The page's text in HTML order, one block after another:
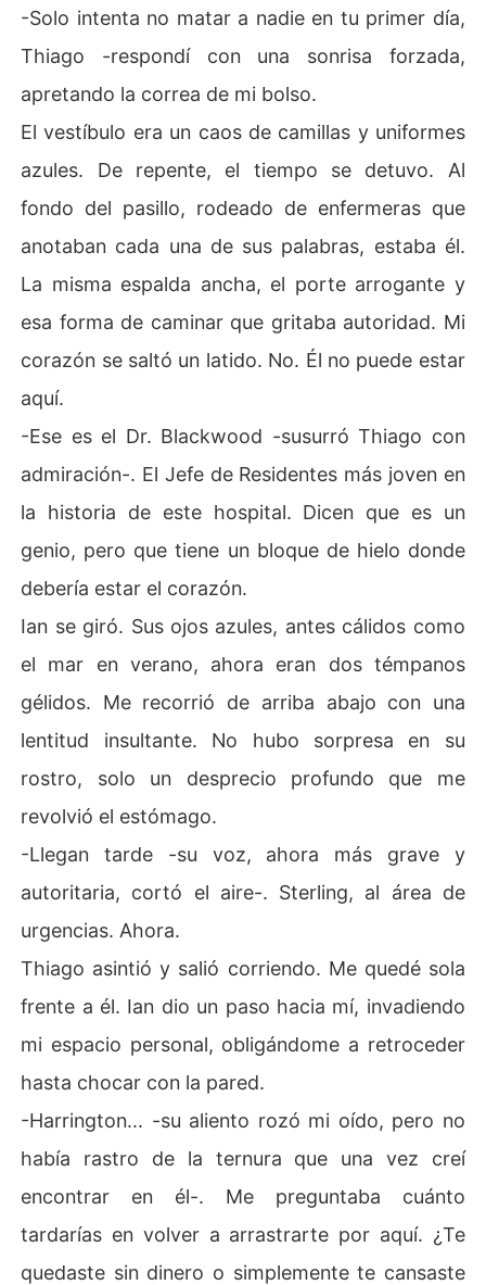
-Solo intenta no matar a nadie en tu primer día,
Thiago -respondí con una sonrisa forzada,
apretando la correa de mi bolso.
El vestíbulo era un caos de camillas y uniformes
azules. De repente, el tiempo se detuvo. Al
fondo del pasillo, rodeado de enfermeras que
anotaban cada una de sus palabras, estaba él.
La misma espalda ancha, el porte arrogante y
esa forma de caminar que gritaba autoridad. Mi
corazón se saltó un latido. No. Él no puede estar
aquí.
-Ese es el Dr. Blackwood -susurró Thiago con
admiración-. El Jefe de Residentes más joven en
la historia de este hospital. Dicen que es un
genio, pero que tiene un bloque de hielo donde
debería estar el corazón.
Ian se giró. Sus ojos azules, antes cálidos como
el mar en verano, ahora eran dos témpanos
gélidos. Me recorrió de arriba abajo con una
lentitud insultante. No hubo sorpresa en su
rostro, solo un desprecio profundo que me
revolvió el estómago.
-Llegan tarde -su voz, ahora más grave y
autoritaria, cortó el aire-. Sterling, al área de
urgencias. Ahora.
Thiago asintió y salió corriendo. Me quedé sola
frente a él. Ian dio un paso hacia mí, invadiendo
mi espacio personal, obligándome a retroceder
hasta chocar con la pared.
-Harrington... -su aliento rozó mi oído, pero no
había rastro de la ternura que una vez creí
encontrar en él-. Me preguntaba cuánto
tardarías en volver a arrastrarte por aquí. ¿Te
quedaste sin dinero o simplemente te cansaste